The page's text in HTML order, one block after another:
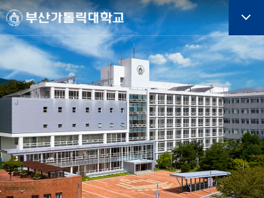
주메뉴로 가기
본문으로 가기
하단으로 가기